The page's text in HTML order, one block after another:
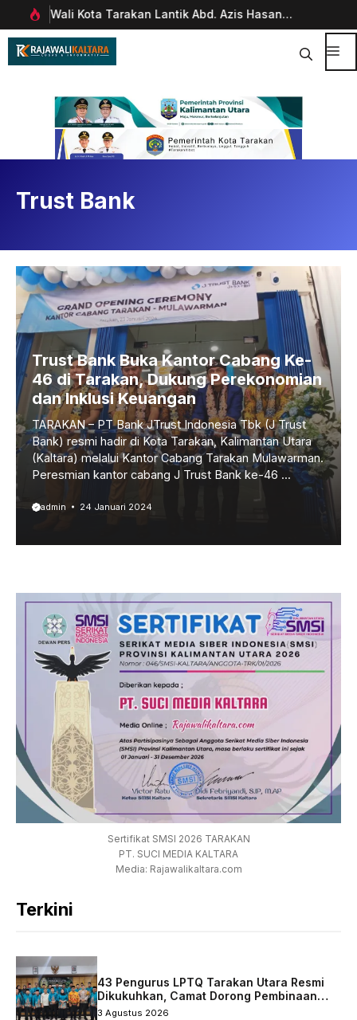
Langsung
ke
Wali Kota Tarakan Lantik Abd. Azis Hasan
sebagai Sekda
Trust Bank
Trust Bank Buka Kantor Cabang Ke-
46 di Tarakan, Dukung Perekonomian
dan Inklusi Keuangan
TARAKAN – PT Bank JTrust Indonesia Tbk (J Trust
Bank) resmi hadir di Kota Tarakan, Kalimantan Utara
(Kaltara) melalui Kantor Cabang Tarakan Mulawarman.
Peresmian kantor cabang J Trust Bank ke-46 ...
admin 24 Januari 2024
Sertifikat SMSI 2026 TARAKAN
PT. SUCI MEDIA KALTARA
Media: Rajawalikaltara.com
Terkini
43 Pengurus LPTQ Tarakan Utara Resmi
Dikukuhkan, Camat Dorong Pembinaan
Qurani Berkelanjutan
3 Agustus 2026